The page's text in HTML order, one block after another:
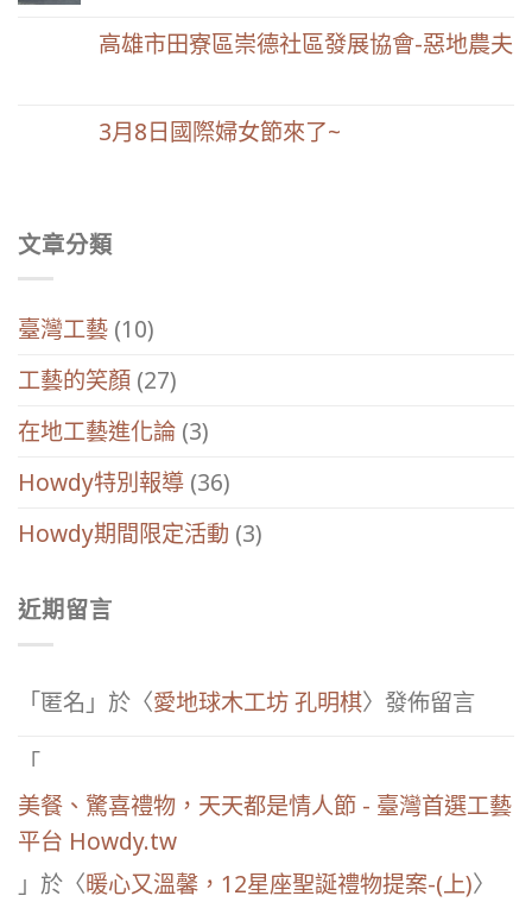
高雄市田寮區崇德社區發展協會-惡地農夫
3月8日國際婦女節來了~
文章分類
臺灣工藝 (10)
工藝的笑顏 (27)
在地工藝進化論 (3)
Howdy特別報導 (36)
Howdy期間限定活動 (3)
近期留言
「匿名 」於〈愛地球木工坊 孔明棋〉發佈留言
「
美餐、驚喜禮物，天天都是情人節 - 臺灣首選工藝
平台 Howdy.tw
」於〈暖心又溫馨，12星座聖誕禮物提案-(上)〉